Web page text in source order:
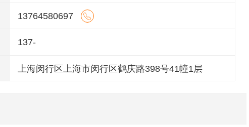
13764580697
137-
上海闵行区上海市闵行区鹤庆路398号41幢1层